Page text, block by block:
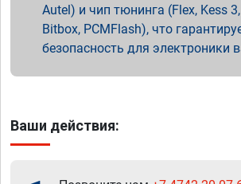
Autel) и чип тюнинга (Flex, Kess
Bitbox, PCMFlash), что
безопасность для электроники
Ваши действия: